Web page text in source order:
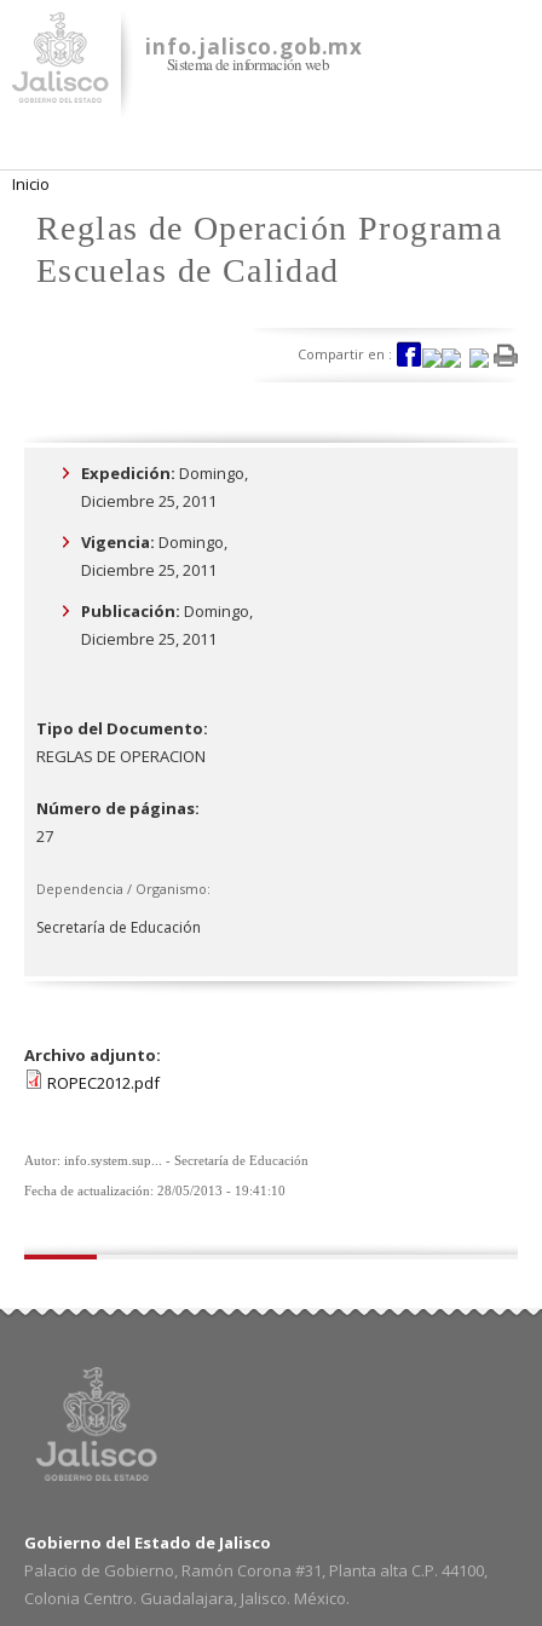
contenido
principal
info.jalisco.gob.mx
Sistema de información web
Se encuentra usted aquí
Inicio
Reglas de Operación Programa
Escuelas de Calidad
Compartir en :
Expedición: Domingo,
Diciembre 25, 2011
Vigencia: Domingo,
Diciembre 25, 2011
Publicación: Domingo,
Diciembre 25, 2011
Tipo del Documento:
REGLAS DE OPERACION
Número de páginas:
27
Dependencia / Organismo:
Secretaría de Educación
Archivo adjunto:
ROPEC2012.pdf
Autor: info.system.sup... - Secretaría de Educación
Fecha de actualización: 28/05/2013 - 19:41:10
Gobierno del Estado de Jalisco
Palacio de Gobierno, Ramón Corona #31, Planta alta C.P. 44100,
Colonia Centro. Guadalajara, Jalisco. México.